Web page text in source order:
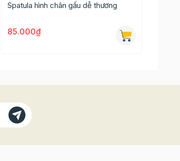
Spatula hình chân gấu dễ thương
85.000₫